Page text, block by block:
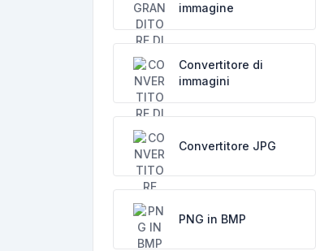
immagine
Convertitore di
immagini
Convertitore JPG
PNG in BMP